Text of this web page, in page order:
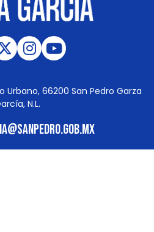
Urbano, 66200 San Pedro Garza
N.L.